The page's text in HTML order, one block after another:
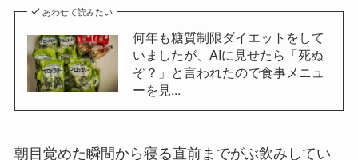
あわせて読みたい
何年も糖質制限ダイエットをして
いましたが、AIに見せたら「死ぬ
ぞ？」と言われたので食事メニュ
ーを見...
朝目覚めた瞬間から寝る直前までがぶ飲みしてい